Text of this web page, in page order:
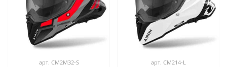
арт. CM2M32-S арт. CM214-L